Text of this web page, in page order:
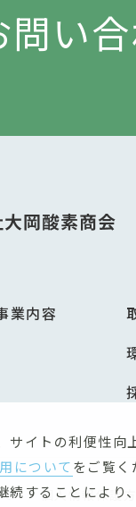
問い
業内容
個人情報保護
サイトの利便性向
についてをご覧く
続することにより